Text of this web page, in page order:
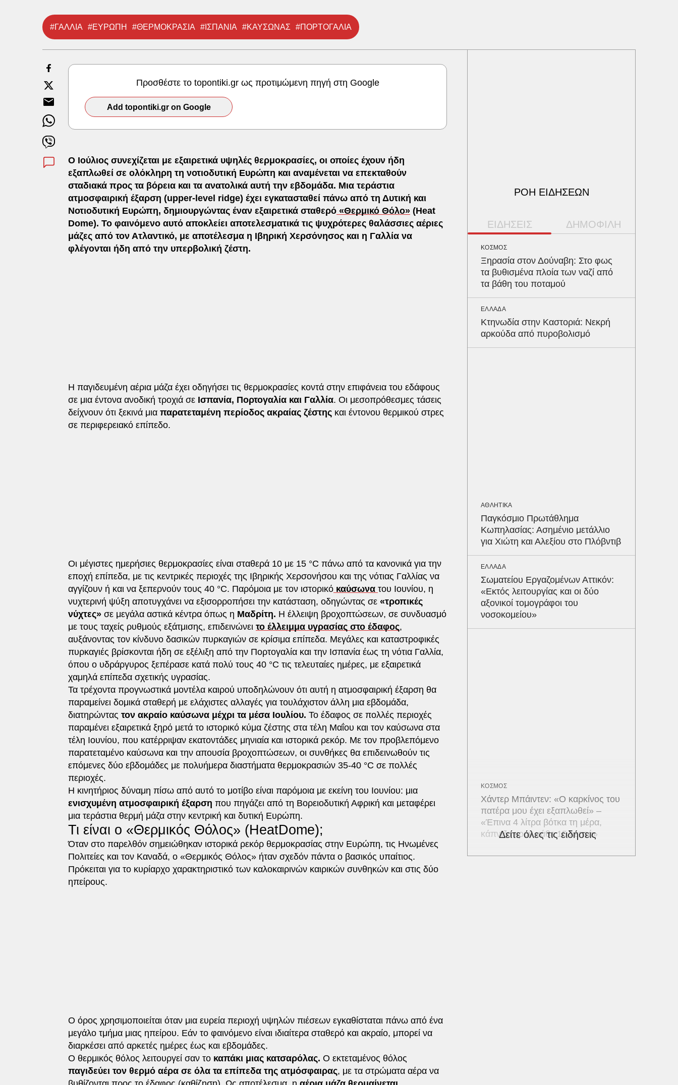
#ΓΑΛΛΙΑ #ΕΥΡΩΠΗ #ΘΕΡΜΟΚΡΑΣΙΑ #ΙΣΠΑΝΙΑ #ΚΑΥΣΩΝΑΣ #ΠΟΡΤΟΓΑΛΙΑ
Προσθέστε το topontiki.gr ως προτιμώμενη πηγή στη Google
Add topontiki.gr on Google
Ο Ιούλιος συνεχίζεται με εξαιρετικά υψηλές θερμοκρασίες, οι οποίες έχουν ήδη
εξαπλωθεί σε ολόκληρη τη νοτιοδυτική Ευρώπη και αναμένεται να επεκταθούν
σταδιακά προς τα βόρεια και τα ανατολικά αυτή την εβδομάδα. Μια τεράστια
ατμοσφαιρική έξαρση (upper-level ridge) έχει εγκατασταθεί πάνω από τη Δυτική και
Νοτιοδυτική Ευρώπη, δημιουργώντας έναν εξαιρετικά σταθερό «Θερμικό Θόλο» (Heat
Dome). Το φαινόμενο αυτό αποκλείει αποτελεσματικά τις ψυχρότερες θαλάσσιες αέριες
μάζες από τον Ατλαντικό, με αποτέλεσμα η Ιβηρική Χερσόνησος και η Γαλλία να
φλέγονται ήδη από την υπερβολική ζέστη.
Η παγιδευμένη αέρια μάζα έχει οδηγήσει τις θερμοκρασίες κοντά στην επιφάνεια του εδάφους
σε μια έντονα ανοδική τροχιά σε Ισπανία, Πορτογαλία και Γαλλία. Οι μεσοπρόθεσμες τάσεις
δείχνουν ότι ξεκινά μια παρατεταμένη περίοδος ακραίας ζέστης και έντονου θερμικού στρες
σε περιφερειακό επίπεδο.
Οι μέγιστες ημερήσιες θερμοκρασίες είναι σταθερά 10 με 15 °C πάνω από τα κανονικά για την
εποχή επίπεδα, με τις κεντρικές περιοχές της Ιβηρικής Χερσονήσου και της νότιας Γαλλίας να
αγγίζουν ή και να ξεπερνούν τους 40 °C. Παρόμοια με τον ιστορικό καύσωνα του Ιουνίου, η
νυχτερινή ψύξη αποτυγχάνει να εξισορροπήσει την κατάσταση, οδηγώντας σε «τροπικές
νύχτες» σε μεγάλα αστικά κέντρα όπως η Μαδρίτη. Η έλλειψη βροχοπτώσεων, σε συνδυασμό
με τους ταχείς ρυθμούς εξάτμισης, επιδεινώνει το έλλειμμα υγρασίας στο έδαφος,
αυξάνοντας τον κίνδυνο δασικών πυρκαγιών σε κρίσιμα επίπεδα. Μεγάλες και καταστροφικές
πυρκαγιές βρίσκονται ήδη σε εξέλιξη από την Πορτογαλία και την Ισπανία έως τη νότια Γαλλία,
όπου ο υδράργυρος ξεπέρασε κατά πολύ τους 40 °C τις τελευταίες ημέρες, με εξαιρετικά
χαμηλά επίπεδα σχετικής υγρασίας.
Τα τρέχοντα προγνωστικά μοντέλα καιρού υποδηλώνουν ότι αυτή η ατμοσφαιρική έξαρση θα
παραμείνει δομικά σταθερή με ελάχιστες αλλαγές για τουλάχιστον άλλη μια εβδομάδα,
διατηρώντας τον ακραίο καύσωνα μέχρι τα μέσα Ιουλίου. Το έδαφος σε πολλές περιοχές
παραμένει εξαιρετικά ξηρό μετά το ιστορικό κύμα ζέστης στα τέλη Μαΐου και τον καύσωνα στα
τέλη Ιουνίου, που κατέρριψαν εκατοντάδες μηνιαία και ιστορικά ρεκόρ. Με τον προβλεπόμενο
παρατεταμένο καύσωνα και την απουσία βροχοπτώσεων, οι συνθήκες θα επιδεινωθούν τις
επόμενες δύο εβδομάδες με πολυήμερα διαστήματα θερμοκρασιών 35-40 °C σε πολλές
περιοχές.
Η κινητήριος δύναμη πίσω από αυτό το μοτίβο είναι παρόμοια με εκείνη του Ιουνίου: μια
ενισχυμένη ατμοσφαιρική έξαρση που πηγάζει από τη Βορειοδυτική Αφρική και μεταφέρει
μια τεράστια θερμή μάζα στην κεντρική και δυτική Ευρώπη.
Τι είναι ο «Θερμικός Θόλος» (HeatDome);
Όταν στο παρελθόν σημειώθηκαν ιστορικά ρεκόρ θερμοκρασίας στην Ευρώπη, τις Ηνωμένες
Πολιτείες και τον Καναδά, ο «Θερμικός Θόλος» ήταν σχεδόν πάντα ο βασικός υπαίτιος.
Πρόκειται για το κυρίαρχο χαρακτηριστικό των καλοκαιρινών καιρικών συνθηκών και στις δύο
ηπείρους.
Ο όρος χρησιμοποιείται όταν μια ευρεία περιοχή υψηλών πιέσεων εγκαθίσταται πάνω από ένα
μεγάλο τμήμα μιας ηπείρου. Εάν το φαινόμενο είναι ιδιαίτερα σταθερό και ακραίο, μπορεί να
διαρκέσει από αρκετές ημέρες έως και εβδομάδες.
Ο θερμικός θόλος λειτουργεί σαν το καπάκι μιας κατσαρόλας. Ο εκτεταμένος θόλος
παγιδεύει τον θερμό αέρα σε όλα τα επίπεδα της ατμόσφαιρας, με τα στρώματα αέρα να
ΡΟΗ ΕΙΔΗΣΕΩΝ
ΕΙΔΗΣΕΙΣ ΔΗΜΟΦΙΛΗ
ΚΟΣΜΟΣ
Ξηρασία στον Δούναβη: Στο φως
τα βυθισμένα πλοία των ναζί από
τα βάθη του ποταμού
ΕΛΛΑΔΑ
Κτηνωδία στην Καστοριά: Νεκρή
αρκούδα από πυροβολισμό
ΑΘΛΗΤΙΚΑ
Παγκόσμιο Πρωτάθλημα
Κωπηλασίας: Ασημένιο μετάλλιο
για Χιώτη και Αλεξίου στο Πλόβντιβ
ΕΛΛΑΔΑ
Σωματείου Εργαζομένων Αττικόν:
«Εκτός λειτουργίας και οι δύο
αξονικοί τομογράφοι του
νοσοκομείου»
ΚΟΣΜΟΣ
Χάντερ Μπάιντεν: «Ο καρκίνος του
πατέρα μου έχει εξαπλωθεί» –
«Έπινα 4 λίτρα βότκα τη μέρα,
κάπνιζα κρακ κάθε 15 λεπτά»
Δείτε όλες τις ειδήσεις